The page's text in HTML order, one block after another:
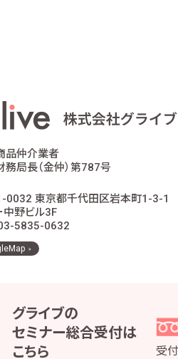
お客様との契約や法
市場調査、並びに
他の事業者等から
お取引先との打合せ
当社株主様及び当
役職員の給与の計算
当社における採用
実施するとともに、役職員お
個人情報・個人データ
品仲介業者
務局長（金仲）第787号
0032 東京都千代田区岩本町1-3-1
中野ビル3F
03-5835-0632
グライブの
セミナー総合受付は
こちら
受